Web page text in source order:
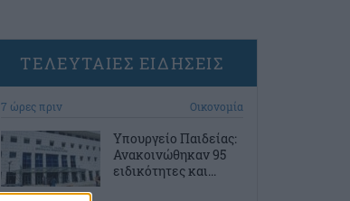
ΤΕΛΕΥΤΑΙΕΣ ΕΙΔΗΣΕΙΣ
7 ώρες πριν Οικονομία
Υπουργείο Παιδείας:
Ανακοινώθηκαν 95
ειδικότητες και...